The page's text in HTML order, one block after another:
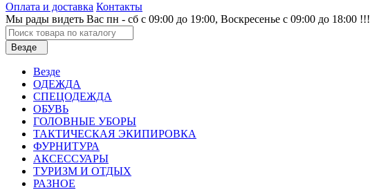
Оплата и доставка Контакты
Мы рады видеть Вас пн - сб с 09:00 до 19:00, Воскресенье с 09:00 до 18:00 !!!
Везде
Везде
ОДЕЖДА
СПЕЦОДЕЖДА
ОБУВЬ
ГОЛОВНЫЕ УБОРЫ
ТАКТИЧЕСКАЯ ЭКИПИРОВКА
ФУРНИТУРА
АКСЕССУАРЫ
ТУРИЗМ И ОТДЫХ
РАЗНОЕ